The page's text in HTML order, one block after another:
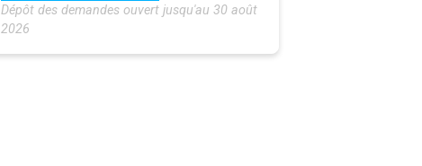
Dépôt des demandes ouvert jusqu'au 30 août
2026